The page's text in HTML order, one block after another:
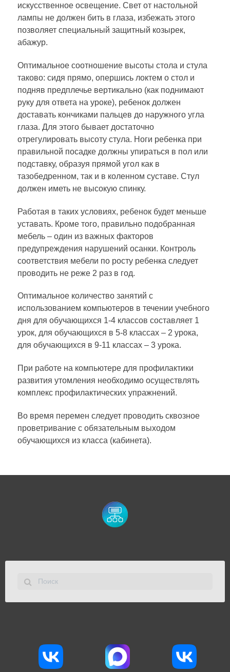
искусственное освещение. Свет от настольной
лампы не должен бить в глаза, избежать этого
позволяет специальный защитный козырек,
абажур.
Оптимальное соотношение высоты стола и стула
таково: сидя прямо, опершись локтем о стол и
подняв предплечье вертикально (как поднимают
руку для ответа на уроке), ребенок должен
доставать кончиками пальцев до наружного угла
глаза. Для этого бывает достаточно
отрегулировать высоту стула. Ноги ребенка при
правильной посадке должны упираться в пол или
подставку, образуя прямой угол как в
тазобедренном, так и в коленном суставе. Стул
должен иметь не высокую спинку.
Работая в таких условиях, ребенок будет меньше
уставать. Кроме того, правильно подобранная
мебель – один из важных факторов
предупреждения нарушений осанки. Контроль
соответствия мебели по росту ребенка следует
проводить не реже 2 раз в год.
Оптимальное количество занятий с
использованием компьютеров в течении учебного
дня для обучающихся 1-4 классов составляет 1
урок, для обучающихся в 5-8 классах – 2 урока,
для обучающихся в 9-11 классах – 3 урока.
При работе на компьютере для профилактики
развития утомления необходимо осуществлять
комплекс профилактических упражнений.
Во время перемен следует проводить сквозное
проветривание с обязательным выходом
обучающихся из класса (кабинета).